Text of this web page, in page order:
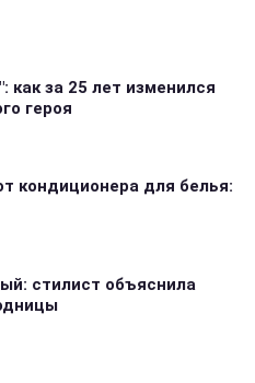
как за 25 лет изменился
героя
кондиционера для белья:
стилист объяснила